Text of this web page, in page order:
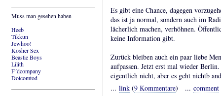
Muss man gesehen haben
Heeb
Tikkun
Jewhoo!
Kosher Sex
Beastie Boys
Lilith
F´dcompany
Dotcomtod
Es gibt eine Chance, dagegen
das ist ja normal, sondern auch im
lächerlich machen, verhöhnen.
keine Information gibt.
Zurück bleiben auch ein paar liebe
aufpassen. Jetzt erst mal wieder
eigentlich nicht, aber es geht nichtb
... link (9 Kommentare) ... comment